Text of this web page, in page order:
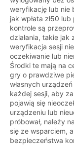
weryfikację lub nie
jak wpłata zł50
kontrole są
działania, takie jak
weryfikacja sesji
oczekiwanie lub
Środki te mają na
gry o prawdziwe
własnych
każdej sesji, aby
pojawią się
urządzeniu lub
próbował, należy
się ze wsparciem,
bezpieczeństwa